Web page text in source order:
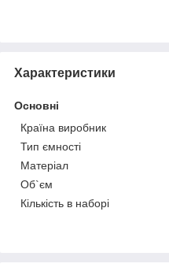
Характеристики
Основні
Країна виробник
Тип ємності
Матеріал
Об`єм
Кількість в наборі